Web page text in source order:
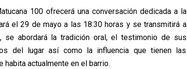
100 ofrecerá una conversación dedicada a la
el 29 de mayo a las 18:30 horas y se transmitirá a
se abordará la tradición oral, el testimonio de sus
del lugar así como la influencia que tienen las
actualmente en el barrio.